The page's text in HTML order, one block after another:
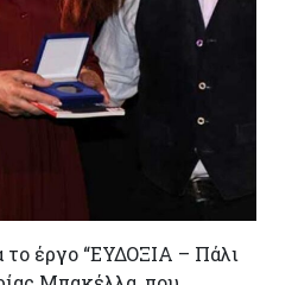
το έργο “ΕΥΔΟΞΙΑ – Πάλι